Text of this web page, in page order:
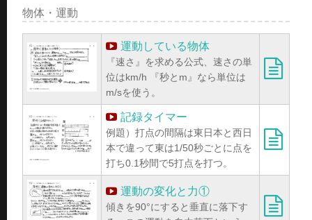
物体・運動
運動している物体
『速さ』を求める公式、速さの単
位はkm/h 『秒とm』なら単位は
m/sを使う。
記録タイマー
例題）打点の間隔は東日本と西日
本で違って東は1/50秒ごとに点を
打ち0.1秒間で5打点を打つ。
運動の変化と力①
傾きを90°にすると垂直に落下す